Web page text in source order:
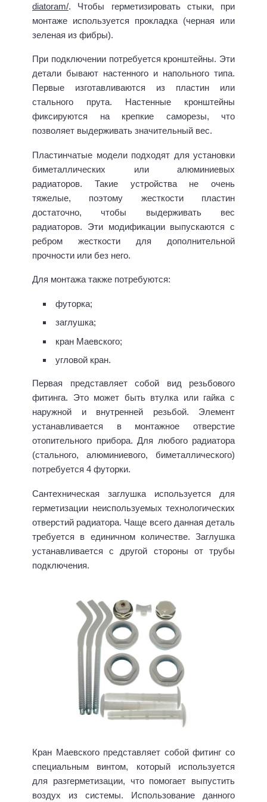
diatoram/. Чтобы герметизировать стыки, при
монтаже используется прокладка (черная или
зеленая из фибры).
При подключении потребуется кронштейны. Эти
детали бывают настенного и напольного типа.
Первые изготавливаются из пластин или
стального прута. Настенные кронштейны
фиксируются на крепкие саморезы, что
позволяет выдерживать значительный вес.
Пластинчатые модели подходят для установки
биметаллических или алюминиевых
радиаторов. Такие устройства не очень
тяжелые, поэтому жесткости пластин
достаточно, чтобы выдерживать вес
радиаторов. Эти модификации выпускаются с
ребром жесткости для дополнительной
прочности или без него.
Для монтажа также потребуются:
футорка;
заглушка;
кран Маевского;
угловой кран.
Первая представляет собой вид резьбового
фитинга. Это может быть втулка или гайка с
наружной и внутренней резьбой. Элемент
устанавливается в монтажное отверстие
отопительного прибора. Для любого радиатора
(стального, алюминиевого, биметаллического)
потребуется 4 футорки.
Сантехническая заглушка используется для
герметизации неиспользуемых технологических
отверстий радиатора. Чаще всего данная деталь
требуется в единичном количестве. Заглушка
устанавливается с другой стороны от трубы
подключения.
Кран Маевского представляет собой фитинг со
специальным винтом, который используется
для разгерметизации, что помогает выпустить
воздух из системы. Использование данного